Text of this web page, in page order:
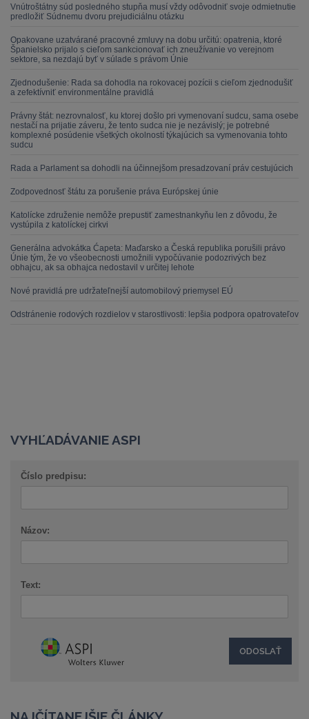
Vnútroštátny súd posledného stupňa musí vždy odôvodniť svoje odmietnutie
predložiť Súdnemu dvoru prejudiciálnu otázku
Opakovane uzatvárané pracovné zmluvy na dobu určitú: opatrenia, ktoré
Španielsko prijalo s cieľom sankcionovať ich zneužívanie vo verejnom
sektore, sa nezdajú byť v súlade s právom Únie
Zjednodušenie: Rada sa dohodla na rokovacej pozícii s cieľom zjednodušiť
a zefektívniť environmentálne pravidlá
Právny štát: nezrovnalosť, ku ktorej došlo pri vymenovaní sudcu, sama osebe
nestačí na prijatie záveru, že tento sudca nie je nezávislý; je potrebné
komplexné posúdenie všetkých okolností týkajúcich sa vymenovania tohto
sudcu
Rada a Parlament sa dohodli na účinnejšom presadzovaní práv cestujúcich
Zodpovednosť štátu za porušenie práva Európskej únie
Katolícke združenie nemôže prepustiť zamestnankyňu len z dôvodu, že
vystúpila z katolíckej cirkvi
Generálna advokátka Ćapeta: Maďarsko a Česká republika porušili právo
Únie tým, že vo všeobecnosti umožnili vypočúvanie podozrivých bez
obhajcu, ak sa obhajca nedostavil v určitej lehote
Nové pravidlá pre udržateľnejší automobilový priemysel EÚ
Odstránenie rodových rozdielov v starostlivosti: lepšia podpora opatrovateľov
VYHĽADÁVANIE ASPI
Číslo predpisu:
Názov:
Text: